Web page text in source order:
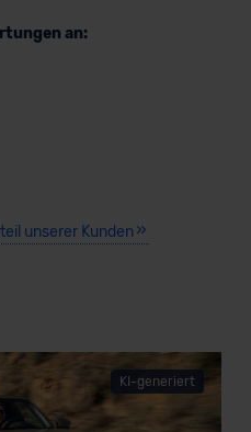
an:
unserer Kunden
KI-generiert